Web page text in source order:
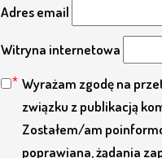
Adres email
Witryna internetowa
Wyrażam zgodę na
związku z publikacją
Zostałem/am
poprawiana, żądania